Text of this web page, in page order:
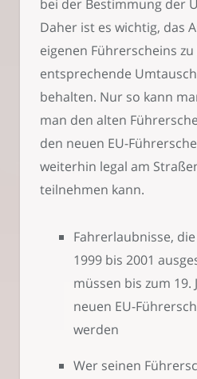
bei der Bestimmung der
Daher ist es wichtig, das
eigenen Führerscheins
entsprechende
behalten. Nur so kann
man den alten
den neuen EU-
weiterhin legal am
teilnehmen kann.
Fahrerlaubnisse,
1999 bis 2001
müssen bis zum 19.
neuen EU-
werden
Wer seinen